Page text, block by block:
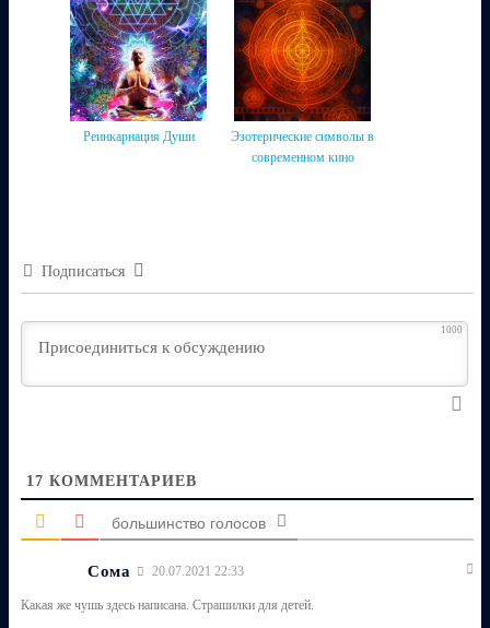
Реинкарнация Души
Эзотерические символы в
современном кино
Подписаться
1000
17 КОММЕНТАРИЕВ
большинство голосов
Сома 20.07.2021 22:33
Какая же чушь здесь написана. Страшилки для детей.